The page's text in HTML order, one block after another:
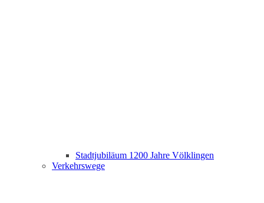
Stadtjubiläum 1200 Jahre Völklingen
Verkehrswege